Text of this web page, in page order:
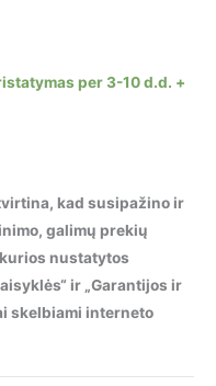
per 3-10 d.d. +
kad susipažino ir
galimų prekių
nustatytos
ir „Garantijos ir
skelbiami interneto